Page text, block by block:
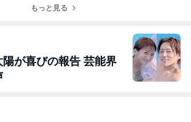
代60代70代
容院50代60代70
もっと見る
が喜びの報告 芸能界